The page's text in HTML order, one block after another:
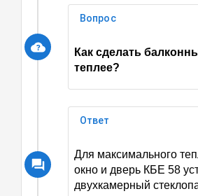
Вопрос
Как сделать
теплее?
Ответ
Для максимального
окно и дверь КБЕ 58
двухкамерный